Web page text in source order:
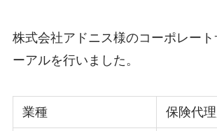
株式会社アドニス様のコーポレート
ーアルを行いました。
業種 保険代